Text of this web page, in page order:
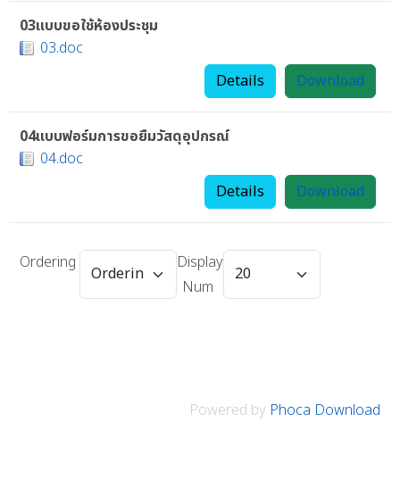
03แบบขอใช้ห้องประชุม
03.doc
Download
Details
04แบบฟอร์มการขอยืมวัสดุอุปกรณ์
04.doc
Download
Details
Ordering
Display
Num
Powered by Phoca Download